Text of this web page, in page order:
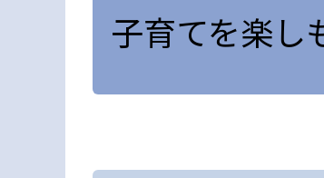
子育てを楽し